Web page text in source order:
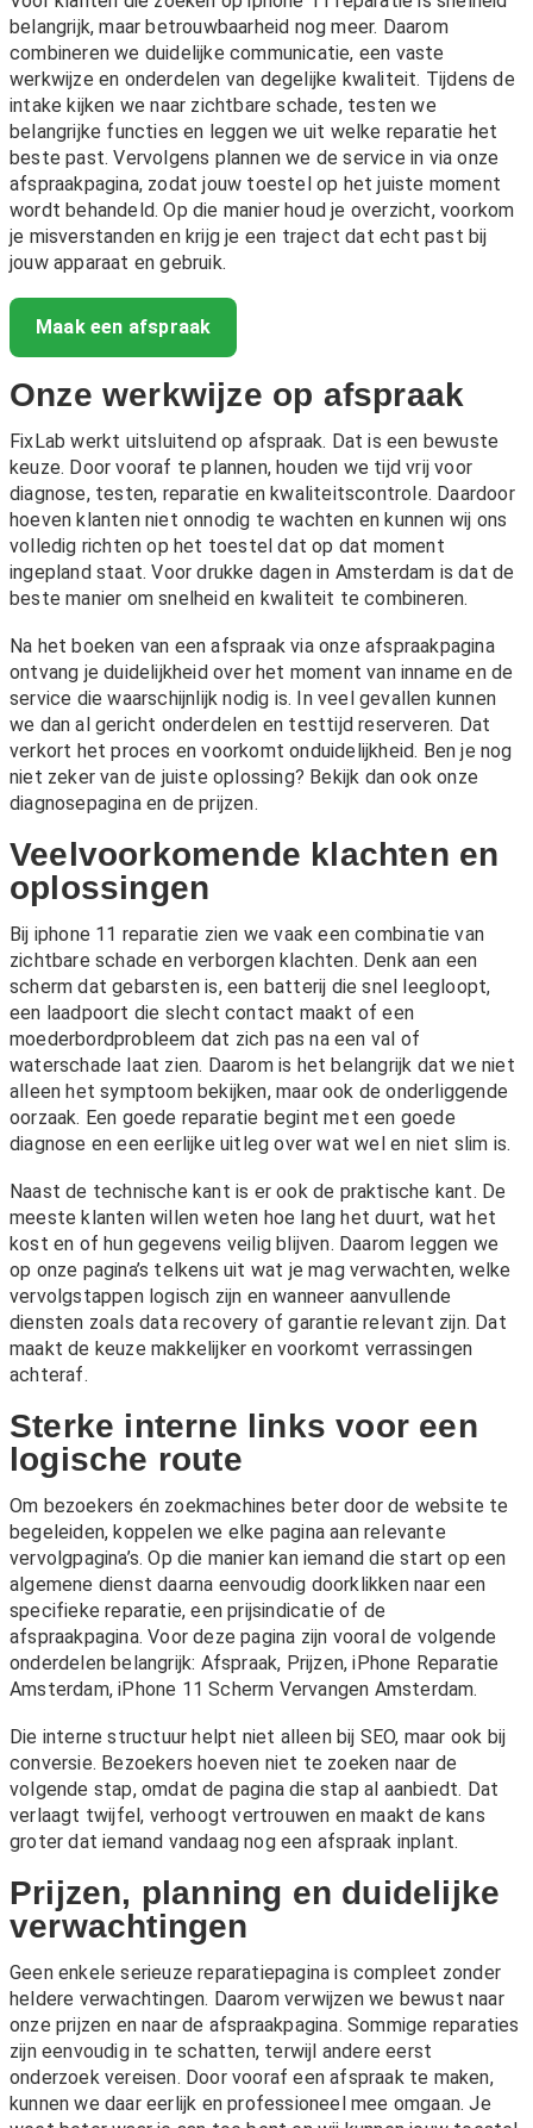
belangrijk, maar betrouwbaarheid nog meer. Daarom
combineren we duidelijke communicatie, een vaste
werkwijze en onderdelen van degelijke kwaliteit. Tijdens de
intake kijken we naar zichtbare schade, testen we
belangrijke functies en leggen we uit welke reparatie het
beste past. Vervolgens plannen we de service in via onze
afspraakpagina, zodat jouw toestel op het juiste moment
wordt behandeld. Op die manier houd je overzicht, voorkom
je misverstanden en krijg je een traject dat echt past bij
jouw apparaat en gebruik.
Maak een afspraak
Onze werkwijze op afspraak
FixLab werkt uitsluitend op afspraak. Dat is een bewuste
keuze. Door vooraf te plannen, houden we tijd vrij voor
diagnose, testen, reparatie en kwaliteitscontrole. Daardoor
hoeven klanten niet onnodig te wachten en kunnen wij ons
volledig richten op het toestel dat op dat moment
ingepland staat. Voor drukke dagen in Amsterdam is dat de
beste manier om snelheid en kwaliteit te combineren.
Na het boeken van een afspraak via onze afspraakpagina
ontvang je duidelijkheid over het moment van inname en de
service die waarschijnlijk nodig is. In veel gevallen kunnen
we dan al gericht onderdelen en testtijd reserveren. Dat
verkort het proces en voorkomt onduidelijkheid. Ben je nog
niet zeker van de juiste oplossing? Bekijk dan ook onze
diagnosepaginaen deprijzen.
Veelvoorkomende klachten en
oplossingen
Bij iphone 11 reparatie zien we vaak een combinatie van
zichtbare schade en verborgen klachten. Denk aan een
scherm dat gebarsten is, een batterij die snel leegloopt,
een laadpoort die slecht contact maakt of een
moederbordprobleem dat zich pas na een val of
waterschade laat zien. Daarom is het belangrijk dat we niet
alleen het symptoom bekijken, maar ook de onderliggende
oorzaak. Een goede reparatie begint met een goede
diagnose en een eerlijke uitleg over wat wel en niet slim is.
Naast de technische kant is er ook de praktische kant. De
meeste klanten willen weten hoe lang het duurt, wat het
kost en of hun gegevens veilig blijven. Daarom leggen we
op onze pagina’s telkens uit wat je mag verwachten, welke
vervolgstappen logisch zijn en wanneer aanvullende
diensten zoals data recovery ofgarantie relevant zijn. Dat
maakt de keuze makkelijker en voorkomt verrassingen
achteraf.
Sterke interne links voor een
logische route
Om bezoekers én zoekmachines beter door de website te
begeleiden, koppelen we elke pagina aan relevante
vervolgpagina’s. Op die manier kan iemand die start op een
algemene dienst daarna eenvoudig doorklikken naar een
specifieke reparatie, een prijsindicatie of de
afspraakpagina. Voor deze pagina zijn vooral de volgende
onderdelen belangrijk: Afspraak, Prijzen,iPhone Reparatie
Amsterdam,iPhone 11 Scherm Vervangen Amsterdam.
Die interne structuur helpt niet alleen bij SEO, maar ook bij
conversie. Bezoekers hoeven niet te zoeken naar de
volgende stap, omdat de pagina die stap al aanbiedt. Dat
verlaagt twijfel, verhoogt vertrouwen en maakt de kans
groter dat iemand vandaag nog een afspraak inplant.
Prijzen, planning en duidelijke
verwachtingen
Geen enkele serieuze reparatiepagina is compleet zonder
heldere verwachtingen. Daarom verwijzen we bewust naar
onze prijzen en naar de afspraakpagina. Sommige reparaties
zijn eenvoudig in te schatten, terwijl andere eerst
onderzoek vereisen. Door vooraf een afspraak te maken,
kunnen we daar eerlijk en professioneel mee omgaan. Je